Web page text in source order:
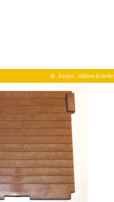
Astuce : utilisez la recherche